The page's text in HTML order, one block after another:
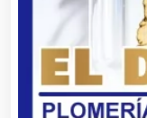
Bancos
Banquetes